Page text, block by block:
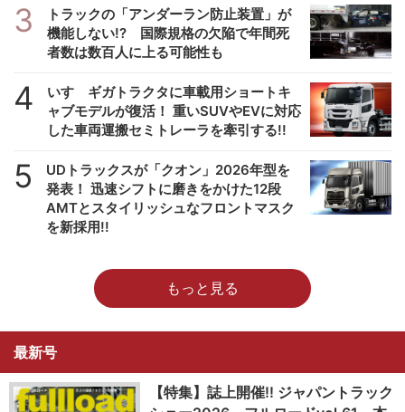
3
トラックの「アンダーラン防止装置」が
機能しない!? 国際規格の欠陥で年間死
者数は数百人に上る可能性も
4
いすゞギガトラクタに車載用ショートキ
ャブモデルが復活！ 重いSUVやEVに対応
した車両運搬セミトレーラを牽引する!!
5
UDトラックスが「クオン」2026年型を
発表！ 迅速シフトに磨きをかけた12段
AMTとスタイリッシュなフロントマスク
を新採用!!
もっと見る
最新号
【特集】誌上開催!! ジャパントラック